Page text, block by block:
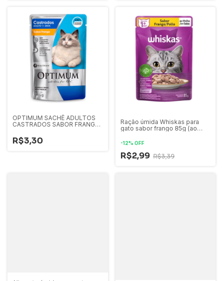
OPTIMUM SACHÊ ADULTOS
CASTRADOS SABOR FRANGO
R$3,30
Ração úmida Whiskas para
gato sabor frango 85g (ao
-12% OFF
R$2,99 R$3,39